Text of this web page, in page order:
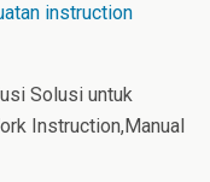
instruction
Solusi untuk
Instruction,Manual